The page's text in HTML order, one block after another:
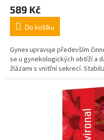
589 Kč
Do košíku
Gynex upravuje především
se u gynekologických obtíží a
žlázami s vnitřní sekrecí.